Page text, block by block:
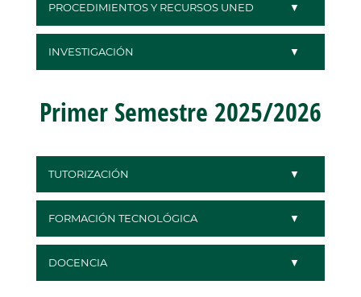
PROCEDIMIENTOS Y RECURSOS UNED
INVESTIGACIÓN
Primer Semestre 2025/2026
TUTORIZACIÓN
FORMACIÓN TECNOLÓGICA
DOCENCIA